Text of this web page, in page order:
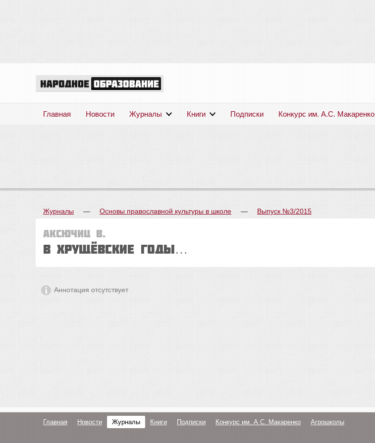
Главная Новости Журналы Книги Подписки Конкурс им. А.С. Макаренко
Журналы — Основы православной культуры в школе — Выпуск №3/2015
Аксючиц В.
В хрущёвские годы…
Аннотация отсутствует
Главная Новости Журналы Книги Подписки Конкурс им. А.С. Макаренко Агрошколы